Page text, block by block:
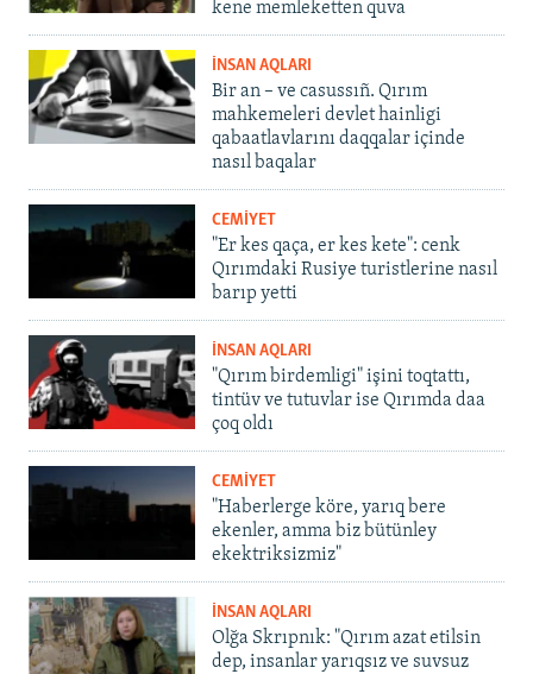
kene memleketten quva
İNSAN AQLARI
Bir an – ve casussıñ. Qırım
mahkemeleri devlet hainligi
qabaatlavlarını daqqalar içinde
nasıl baqalar
CEMİYET
"Er kes qaça, er kes kete": cenk
Qırımdaki Rusiye turistlerine nasıl
barıp yetti
İNSAN AQLARI
"Qırım birdemligi" işini toqtattı,
tintüv ve tutuvlar ise Qırımda daa
çoq oldı
CEMİYET
"Haberlerge köre, yarıq bere
ekenler, amma biz bütünley
ekektriksizmiz"
İNSAN AQLARI
Olğa Skrıpnık: "Qırım azat etilsin
dep, insanlar yarıqsız ve suvsuz